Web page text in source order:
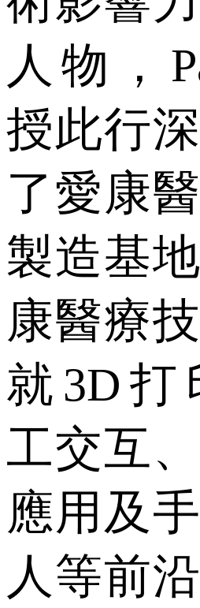
人物，
授此行
了愛康
製造基
康醫療
就3D打
工交互
應用及
人等前